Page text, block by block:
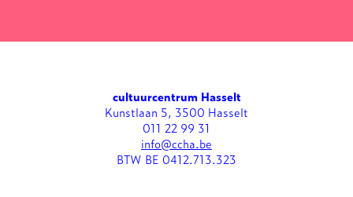
cultuurcentrum Hasselt
Kunstlaan 5, 3500 Hasselt
011 22 99 31
info@ccha.be
BTW BE 0412.713.323